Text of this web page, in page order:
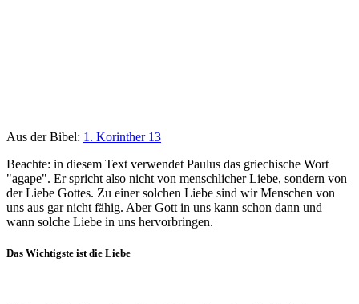
Aus der Bibel: 1. Korinther 13
Beachte: in diesem Text verwendet Paulus das griechische Wort
"agape". Er spricht also nicht von menschlicher Liebe, sondern von
der Liebe Gottes. Zu einer solchen Liebe sind wir Menschen von
uns aus gar nicht fähig. Aber Gott in uns kann schon dann und
wann solche Liebe in uns hervorbringen.
Das Wichtigste ist die Liebe